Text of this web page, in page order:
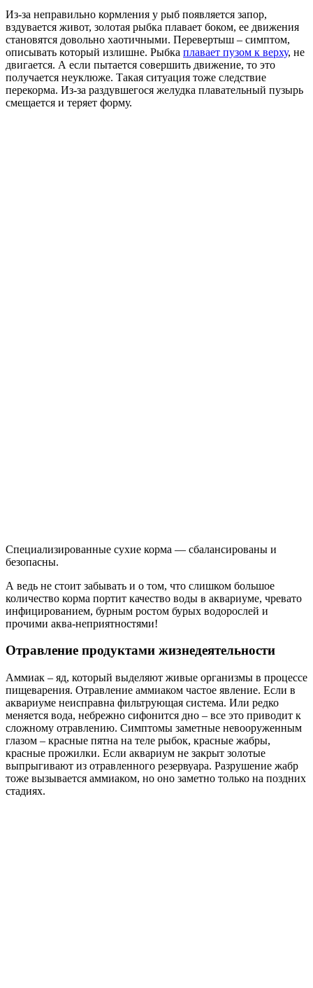
Из-за неправильно кормления у рыб появляется запор,
вздувается живот, золотая рыбка плавает боком, ее движения
становятся довольно хаотичными. Перевертыш – симптом,
описывать который излишне. Рыбка плавает пузом к верху, не
двигается. А если пытается совершить движение, то это
получается неуклюже. Такая ситуация тоже следствие
перекорма. Из-за раздувшегося желудка плавательный пузырь
смещается и теряет форму.
Специализированные сухие корма — сбалансированы и
безопасны.
А ведь не стоит забывать и о том, что слишком большое
количество корма портит качество воды в аквариуме, чревато
инфицированием, бурным ростом бурых водорослей и
прочими аква-неприятностями!
Отравление продуктами жизнедеятельности
Аммиак – яд, который выделяют живые организмы в процессе
пищеварения. Отравление аммиаком частое явление. Если в
аквариуме неисправна фильтрующая система. Или редко
меняется вода, небрежно сифонится дно – все это приводит к
сложному отравлению. Симптомы заметные невооруженным
глазом – красные пятна на теле рыбок, красные жабры,
красные прожилки. Если аквариум не закрыт золотые
выпрыгивают из отравленного резервуара. Разрушение жабр
тоже вызывается аммиаком, но оно заметно только на поздних
стадиях.